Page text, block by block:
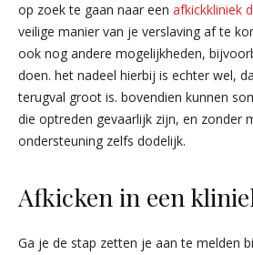
op zoek te gaan naar een afkickkliniek
veilige manier van je verslaving af te
ook nog andere mogelijkheden,
doen. het nadeel hierbij is echter wel,
terugval groot is. bovendien kunnen
die optreden gevaarlijk zijn, en zonder
ondersteuning zelfs dodelijk.
Afkicken in een
Ga je de stap zetten je aan te melden